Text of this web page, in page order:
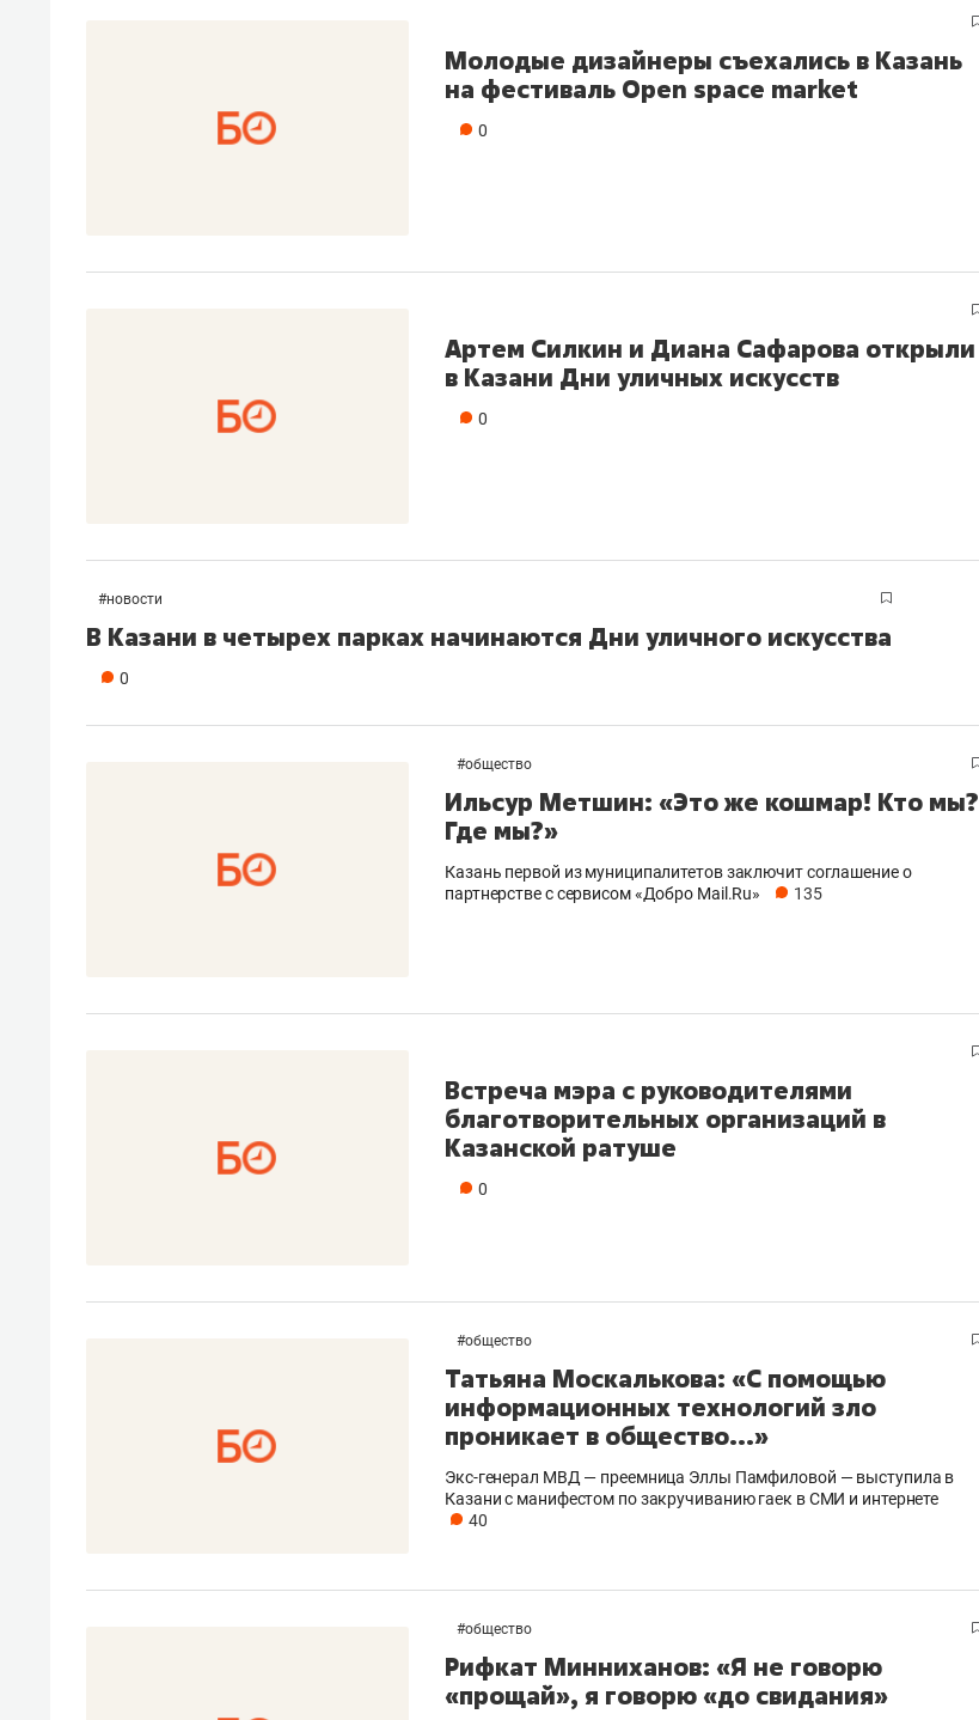
Молодые дизайнеры съехались в Казань
на фестиваль Open space market
0
Артем Силкин и Диана Сафарова открыли
в Казани Дни уличных искусств
0
#новости
В Казани в четырех парках начинаются Дни уличного искусства
0
#общество
Ильсур Метшин: «Это же кошмар! Кто мы?
Где мы?»
Казань первой из муниципалитетов заключит соглашение о
партнерстве с сервисом «Добро Mail.Ru»
135
Встреча мэра с руководителями
благотворительных организаций в
Казанской ратуше
0
#общество
Татьяна Москалькова: «С помощью
информационных технологий зло
проникает в общество...»
Экс-генерал МВД — преемница Эллы Памфиловой — выступила в
Казани с манифестом по закручиванию гаек в СМИ и интернете
40
#общество
Рифкат Минниханов: «Я не говорю
«прощай», я говорю «до свидания»
Рекомендуем Рекомендуем